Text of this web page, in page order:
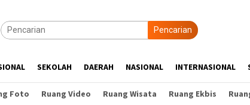
Pencarian
SEKOLAH DAERAH NASIONAL INTERNASIONAL
Foto Ruang Video Ruang Wisata Ruang Ekbis